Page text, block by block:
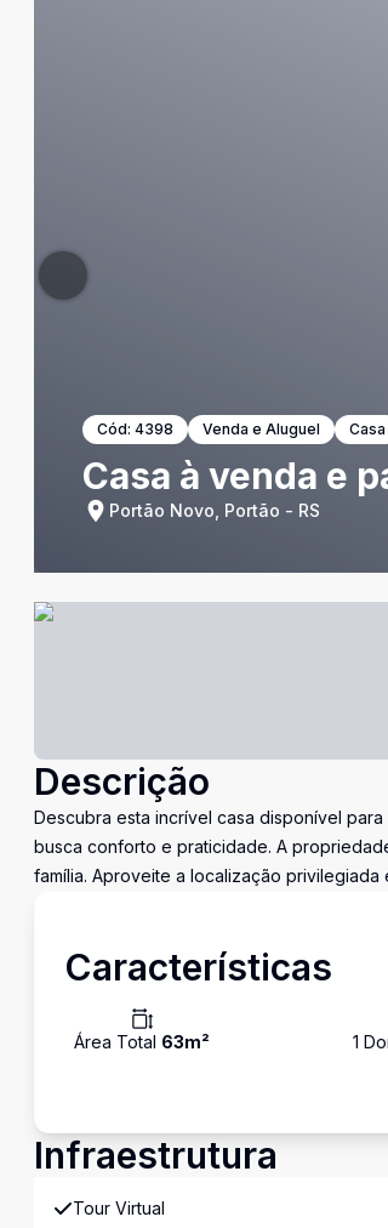
Cód: 4398 Venda e Aluguel Casa
Casa à venda e
Portão Novo, Portão - RS
Descrição
Descubra esta incrível casa disponível
busca conforto e praticidade. A
família. Aproveite a localização
Características
Área Total 63m² 1
Infraestrutura
Tour Virtual